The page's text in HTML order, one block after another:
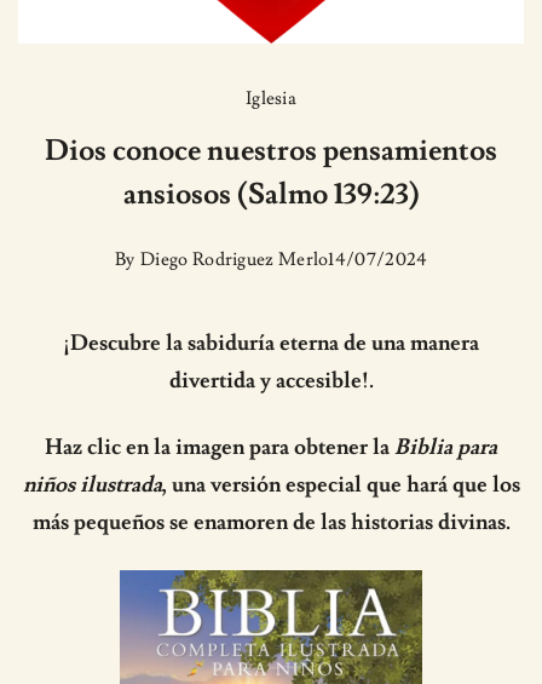
Iglesia
Dios conoce nuestros pensamientos
ansiosos (Salmo 139:23)
By Diego Rodriguez Merlo14/07/2024
¡Descubre la sabiduría eterna de una manera
divertida y accesible!.
Haz clic en la imagen para obtener laBiblia para
niños ilustrada, una versión especial que hará que los
más pequeños se enamoren de las historias divinas.